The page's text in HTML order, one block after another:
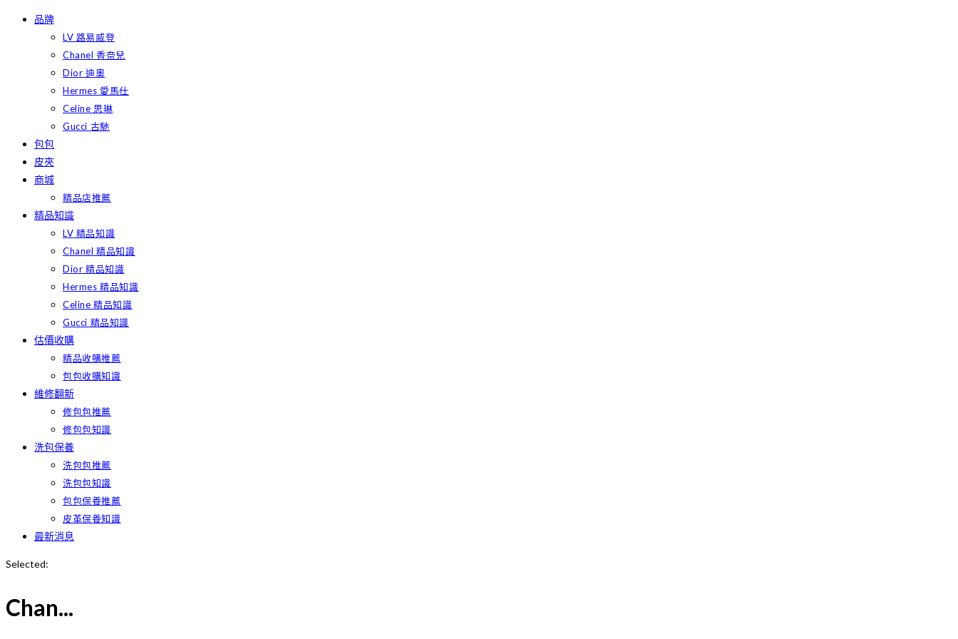
Skip
品牌
LV 路易威登
Chanel 香奈兒
Dior 迪奧
Hermes 愛馬仕
Celine 思琳
Gucci 古馳
包包
皮夾
商城
精品店推薦
精品知識
LV 精品知識
Chanel 精品知識
Dior 精品知識
Hermes 精品知識
Celine 精品知識
Gucci 精品知識
估價收購
精品收購推薦
包包收購知識
維修翻新
修包包推薦
修包包知識
洗包保養
洗包包推薦
洗包包知識
包包保養推薦
皮革保養知識
最新消息
Selected:
Chan...